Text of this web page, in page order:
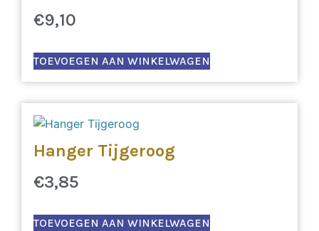
€9,10
TOEVOEGEN AAN WINKELWAGEN
Hanger Tijgeroog
€3,85
TOEVOEGEN AAN WINKELWAGEN